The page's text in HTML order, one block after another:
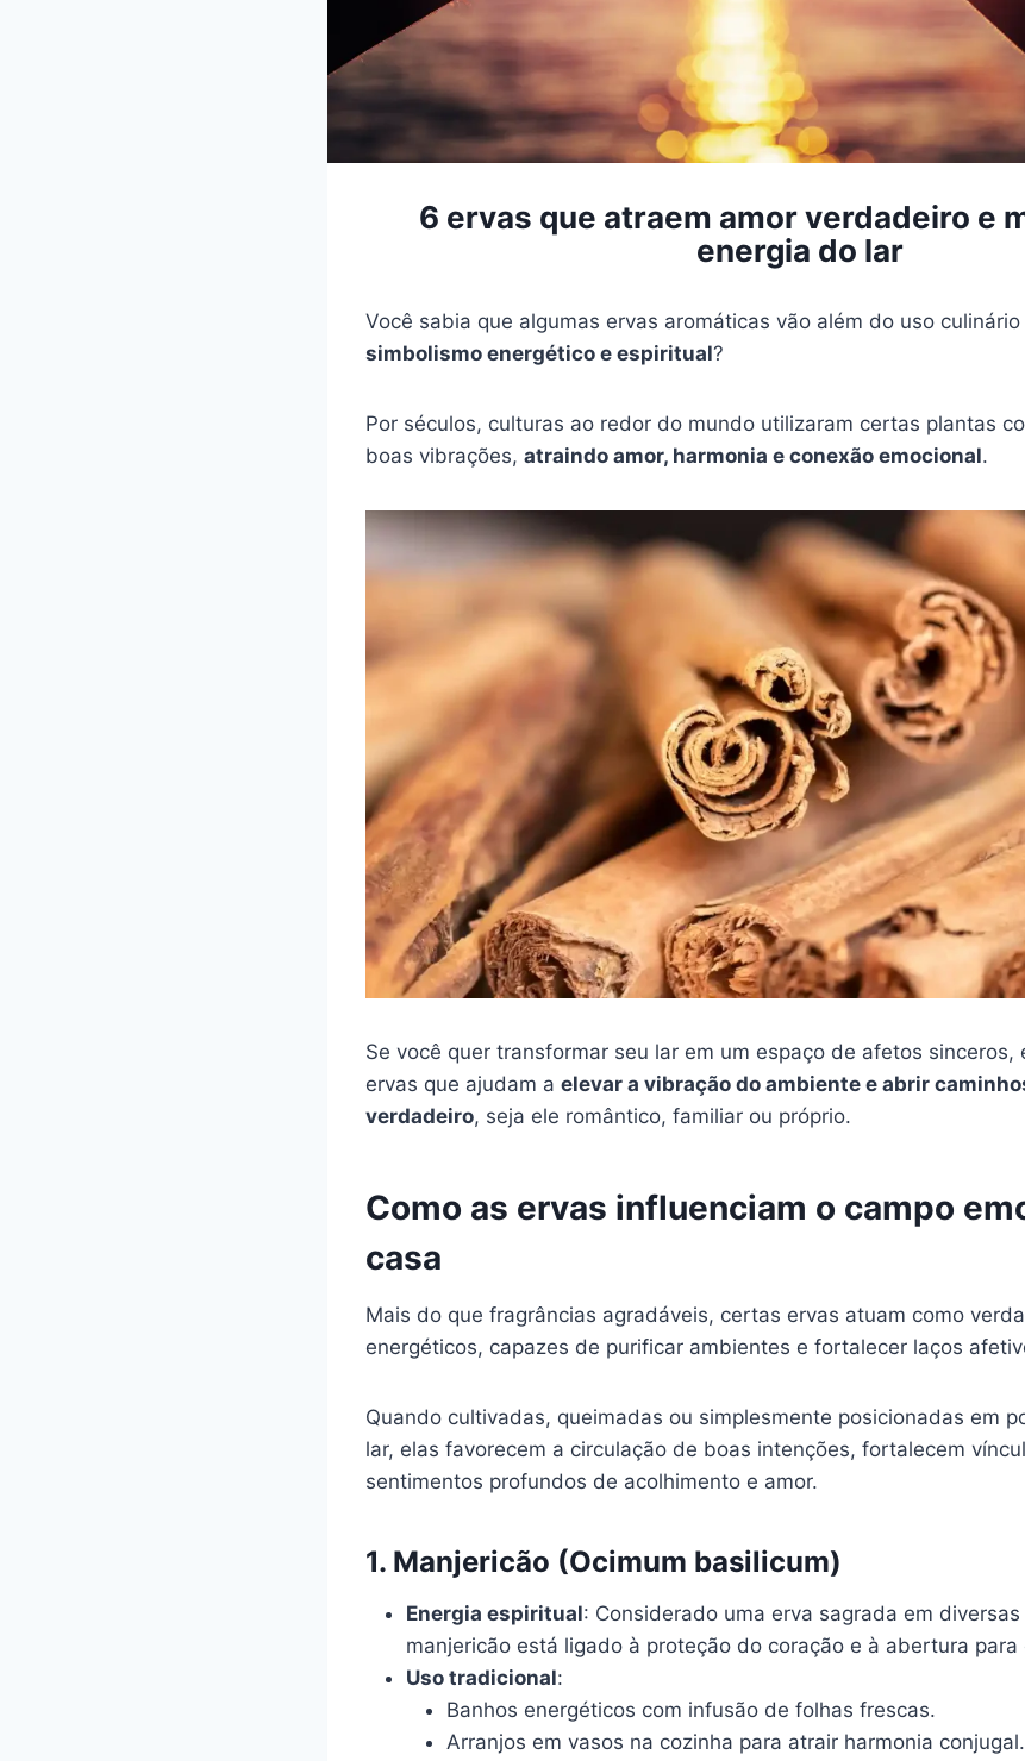
6 ervas que atraem amor verdadeiro e
energia do lar
Você sabia que algumas ervas aromáticas vão além do uso
simbolismo energético e espiritual?
Por séculos, culturas ao redor do mundo utilizaram certas plantas
boas vibrações, atraindo amor, harmonia e conexão emocional.
Se você quer transformar seu lar em um espaço de afetos sinceros,
ervas que ajudam a elevar a vibração do ambiente e abrir
verdadeiro, seja ele romântico, familiar ou próprio.
Como as ervas influenciam o campo
casa
Mais do que fragrâncias agradáveis, certas ervas atuam como
energéticos, capazes de purificar ambientes e fortalecer laços
Quando cultivadas, queimadas ou simplesmente posicionadas em
lar, elas favorecem a circulação de boas intenções, fortalecem
sentimentos profundos de acolhimento e amor.
1. Manjericão (Ocimum basilicum)
Energia espiritual: Considerado uma erva sagrada em
manjericão está ligado à proteção do coração e à abertura para
Uso tradicional:
Banhos energéticos com infusão de folhas frescas.
Arranjos em vasos na cozinha para atrair harmonia conjugal.